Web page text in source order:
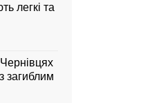
легкі та
загиблим